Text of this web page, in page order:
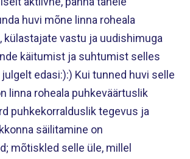
huvi mõne linna roheala
külastajate vastu ja uudishimuga
käitumist ja suhtumist selles
edasi:):) Kui tunned huvi selle
linna roheala puhkeväärtuslik
puhkekorralduslik tegevus ja
säilitamine on
mõtiskled selle üle, millel